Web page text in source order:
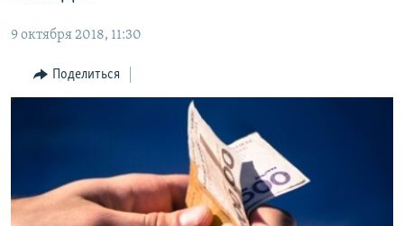
Вернутся
поиску
КЫРГЫЗЧА
ЎЗБЕКЧА
ПОДПИШИТЕСЬ НА НАС В СОЦСЕТЯХ
9 октября 2018, 11:30
Поделиться